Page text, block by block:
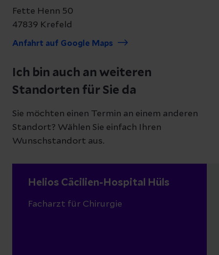
Fette Henn 50
47839 Krefeld
Anfahrt auf Google Maps
Ich bin auch an weiteren
Standorten für Sie da
Sie möchten einen Termin an einem anderen
Standort? Wählen Sie einfach Ihren
Wunschstandort aus.
Helios Cäcilien-Hospital Hüls
Facharzt für Chirurgie